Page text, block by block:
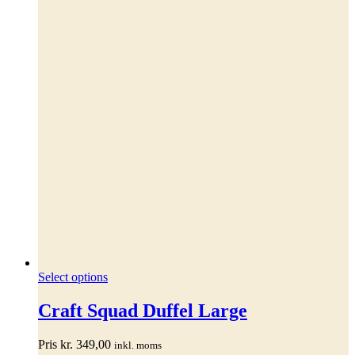
Select options
Craft Squad Duffel Large
Pris kr. 349,00 inkl. moms